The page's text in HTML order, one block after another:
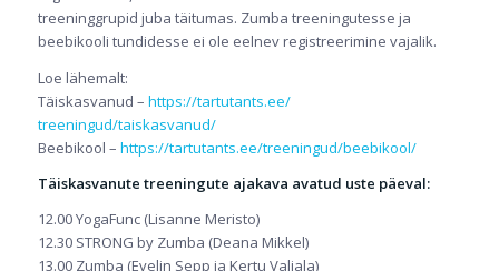
treeninggrupid juba täitumas. Zumba treeningutesse ja
beebikooli tundidesse ei ole eelnev registreerimine vajalik.
Loe lähemalt:
Täiskasvanud – https://tartutants.ee/
treeningud/taiskasvanud/
Beebikool – https://tartutants.ee/treeningud/beebikool/
Täiskasvanute treeningute ajakava avatud uste päeval:
12.00 YogaFunc (Lisanne Meristo)
12.30 STRONG by Zumba (Deana Mikkel)
13.00 Zumba (Evelin Sepp ja Kertu Valjala)